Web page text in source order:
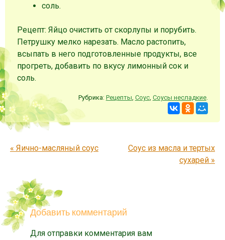
соль.
Рецепт: Яйцо очистить от скорлупы и порубить.
Петрушку мелко нарезать. Масло растопить,
всыпать в него подготовленные продукты, все
прогреть, добавить по вкусу лимонный сок и
соль.
Рубрика: Рецепты Соус, Соусы несладкие.
Запись навигация
« Яично-масляный соус
Соус из масла и тертых
сухарей »
Добавить комментарий
Для отправки комментария вам